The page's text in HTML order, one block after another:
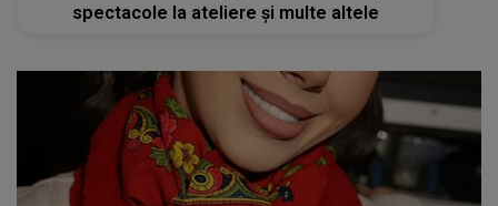
spectacole la ateliere și multe altele